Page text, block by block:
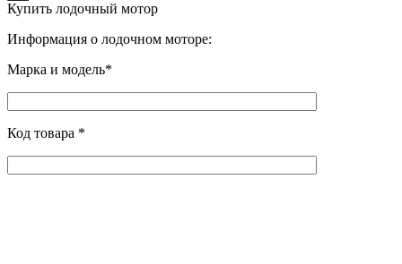
Купить лодочный мотор
Информация о лодочном моторе:
Марка и модель*
Код товара *